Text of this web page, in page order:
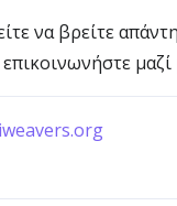
να βρείτε
μαζί